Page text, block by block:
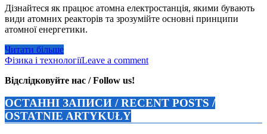
Дізнайтеся як працює атомна електростанція, якими бувають
види атомних реакторів та зрозумійте основні принципи
атомної енергетики.
Читати більше
Фізика і технологіїLeave a comment
Відслідковуйте нас / Follow us!
ОСТАННІ ЗАПИСИ / RECENT POSTS /
OSTATNIE ARTYKUŁY